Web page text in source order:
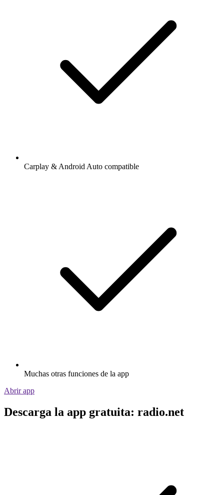
Carplay & Android Auto compatible
Muchas otras funciones de la app
Abrir app
Descarga la app gratuita: radio.net